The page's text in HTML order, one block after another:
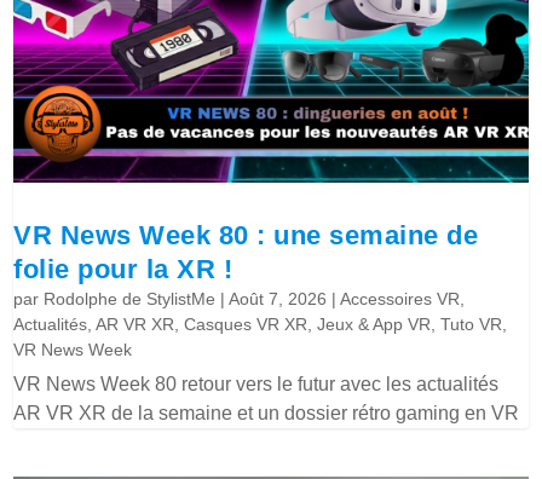
VR News Week 80 : une semaine de
folie pour la XR !
par Rodolphe de StylistMe |Août 7, 2026 |Accessoires VR
Actualités ,AR VR XR ,Casques VR XR ,Jeux & App VR ,Tuto VR
VR News Week
VR News Week 80 retour vers le futur avec les actualités
AR VR XR de la semaine et un dossier rétro gaming en VR